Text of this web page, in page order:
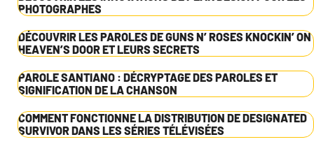
PHOTOGRAPHES
DÉCOUVRIR LES PAROLES DE GUNS N’ ROSES KNOCKIN’ ON
HEAVEN’S DOOR ET LEURS SECRETS
PAROLE SANTIANO : DÉCRYPTAGE DES PAROLES ET
SIGNIFICATION DE LA CHANSON
COMMENT FONCTIONNE LA DISTRIBUTION DE DESIGNATED
SURVIVOR DANS LES SÉRIES TÉLÉVISÉES